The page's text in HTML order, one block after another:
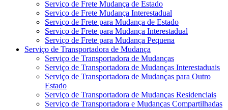
Serviço de Frete Mudança de Estado
Serviço de Frete Mudança Interestadual
Serviço de Frete para Mudança de Estado
Serviço de Frete para Mudança Interestadual
Serviço de Frete para Mudança Pequena
Serviço de Transportadora de Mudança
Serviço de Transportadora de Mudanças
Serviço de Transportadora de Mudanças Interestaduais
Serviço de Transportadora de Mudanças para Outro
Estado
Serviço de Transportadora de Mudanças Residenciais
Serviço de Transportadora e Mudanças Compartilhadas